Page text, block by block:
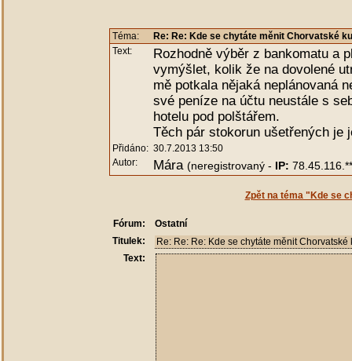
Téma:
Re: Re: Kde se chytáte měnit Chorvatské
Text:
Rozhodně výběr z bankomatu a
vymýšlet, kolik že na dovolené
mě potkala nějaká neplánovaná
své peníze na účtu neustále s
hotelu pod polštářem.
Těch pár stokorun ušetřených je
Přidáno: 30.7.2013 13:50
Autor:
Mára (neregistrovaný - IP:
Zpět na téma "Kde se
Fórum:
Ostatní
Titulek:
Text: